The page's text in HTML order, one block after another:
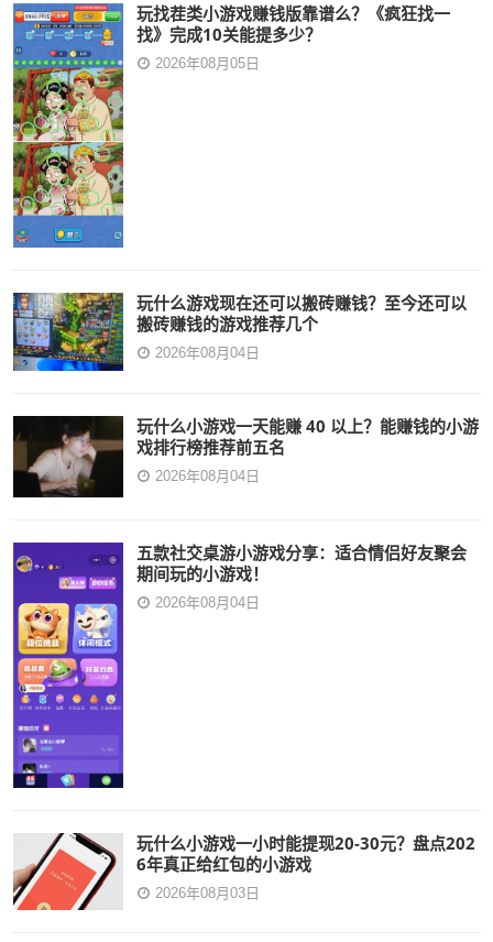
玩找茬类小游戏赚钱版靠谱么？《疯狂找一
找》完成10关能提多少？
2026年08月05日
玩什么游戏现在还可以搬砖赚钱？至今还可以
搬砖赚钱的游戏推荐几个
2026年08月04日
玩什么小游戏一天能赚 40 以上？能赚钱的小游
戏排行榜推荐前五名
2026年08月04日
五款社交桌游小游戏分享：适合情侣好友聚会
期间玩的小游戏！
2026年08月04日
玩什么小游戏一小时能提现20-30元？盘点202
6年真正给红包的小游戏
2026年08月03日